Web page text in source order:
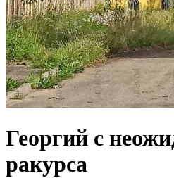
Георгий с
ракурса